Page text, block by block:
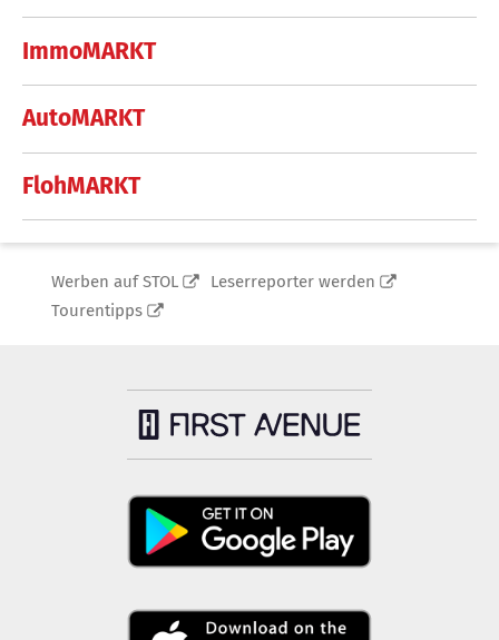
ImmoMARKT
AutoMARKT
FlohMARKT
Werben auf STOL
Leserreporter werden
Tourentipps